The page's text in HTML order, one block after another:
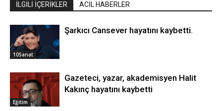
İLGİLİ İÇERİKLER ACİL HABERLER
10Sanat
Şarkıcı Cansever hayatını kaybetti.
Eğitim
Gazeteci, yazar, akademisyen Halit
Kakınç hayatını kaybetti